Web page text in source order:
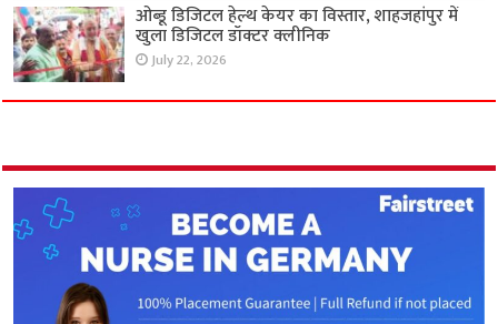
ओब्डू डिजिटल हेल्थ केयर का विस्तार, शाहजहांपुर में
खुला डिजिटल डॉक्टर क्लीनिक
July 22, 2026